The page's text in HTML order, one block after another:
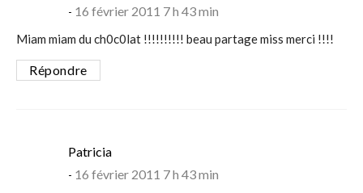
16 février 2011 7 h 43 min
Miam miam du ch0c0lat !!!!!!!!!! beau partage miss merci !!!!
Répondre
Patriciasays:
16 février 2011 7 h 43 min